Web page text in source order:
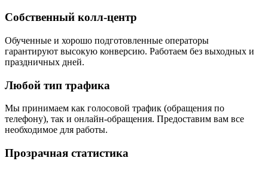
Собственный колл-центр
Обученные и хорошо подготовленные операторы
гарантируют высокую конверсию. Работаем без выходных и
праздничных дней.
Любой тип трафика
Мы принимаем как голосовой трафик (обращения по
телефону), так и онлайн-обращения. Предоставим вам все
необходимое для работы.
Прозрачная статистика